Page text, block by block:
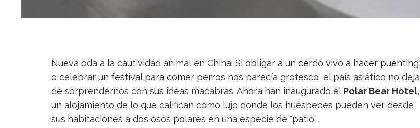
Nueva oda a la cautividad animal en China. Si obligar a un cerdo vivo a hacer puenting
o celebrar un festival para comer perros nos parecía grotesco, el país asiático no deja
de sorprendernos con sus ideas macabras. Ahora han inaugurado el Polar Bear Hotel,
un alojamiento de lo que califican como lujo donde los huéspedes pueden ver desde
sus habitaciones a dos osos polares en una especie de "patio" .